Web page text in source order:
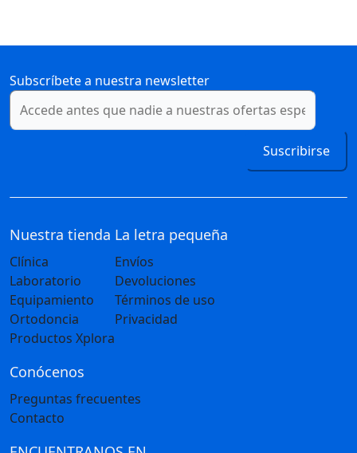
Subscríbete a nuestra newsletter
Suscribirse
Nuestra tienda
Clínica
Laboratorio
Equipamiento
Ortodoncia
Productos Xplora
La letra pequeña
Envíos
Devoluciones
Términos de uso
Privacidad
Conócenos
Preguntas frecuentes
Contacto